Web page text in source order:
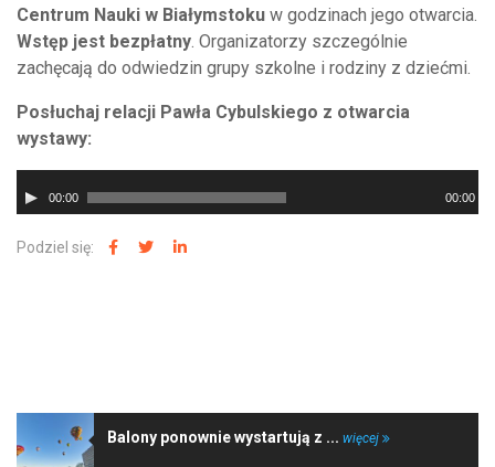
Centrum Nauki w Białymstoku w godzinach jego otwarcia.
Wstęp jest bezpłatny . Organizatorzy szczególnie
zachęcają do odwiedzin grupy szkolne i rodziny z dziećmi.
Posłuchaj relacji Pawła Cybulskiego z otwarcia
wystawy:
plików
dźwiękowych
00:00 00:00
Podziel się:
Balony ponownie wystartują z ... więcej